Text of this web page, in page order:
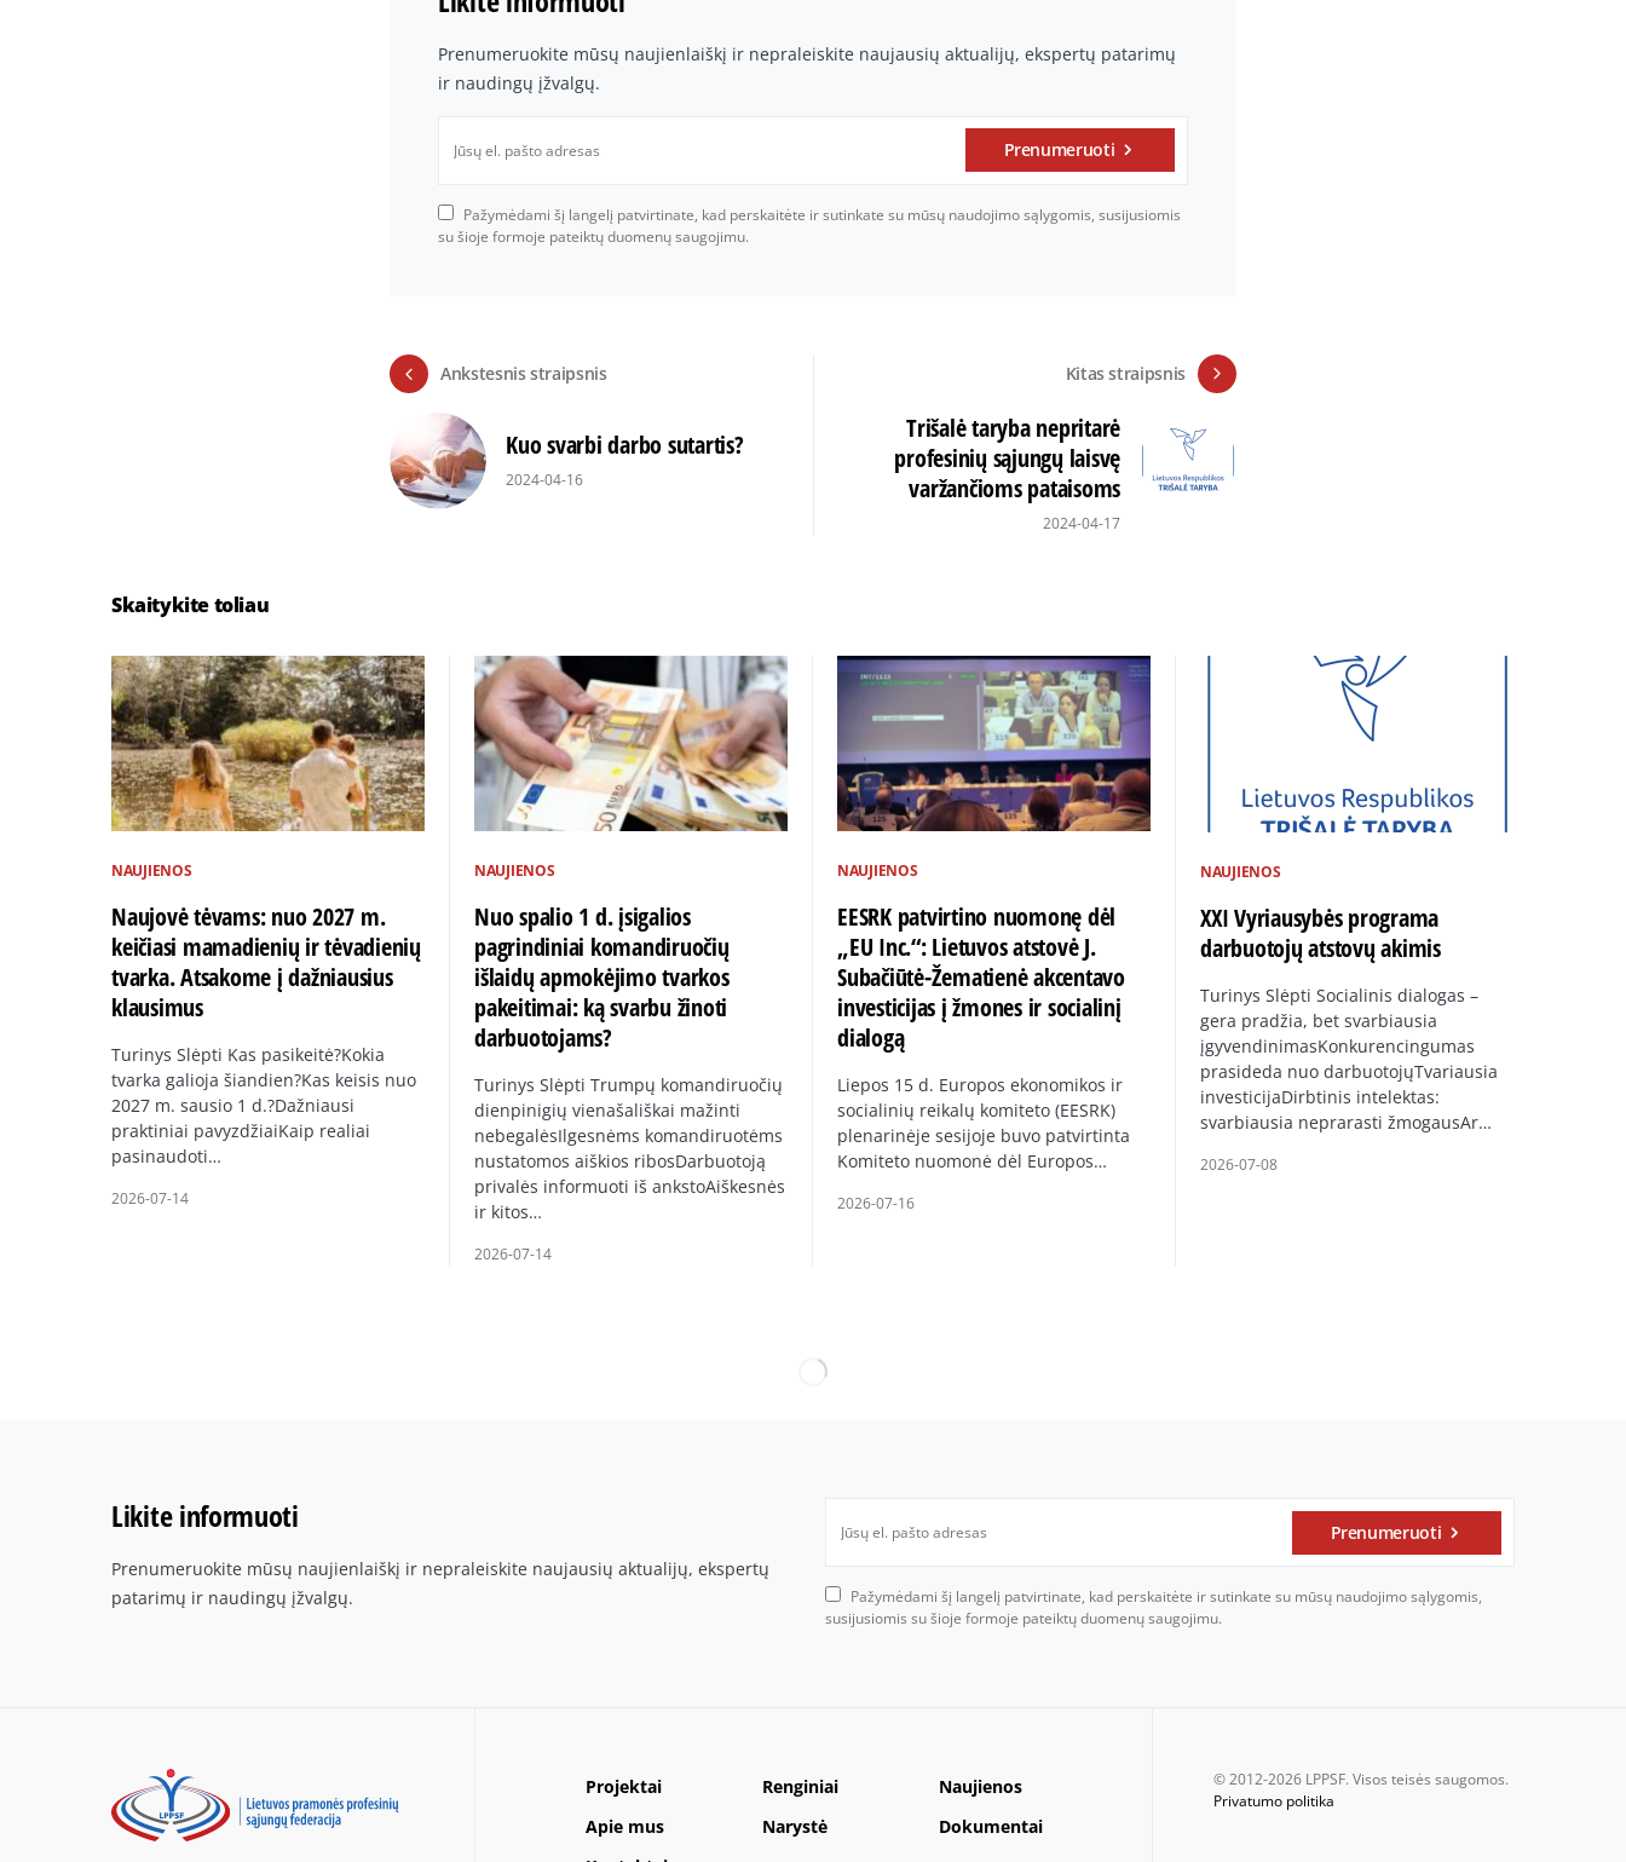
Prenumeruokite mūsų naujienlaiškį ir nepraleiskite naujausių aktualijų, ekspertų patarimų
ir naudingų įžvalgų.
Prenumeruoti
Pažymėdami šį langelį patvirtinate, kad perskaitėte ir sutinkate su mūsų naudojimo sąlygomis, susijusiomis
su šioje formoje pateiktų duomenų saugojimu.
Ankstesnis straipsnis
Kuo svarbi darbo sutartis?
2024-04-16
Kitas straipsnis
Trišalė taryba nepritarė
profesinių sąjungų laisvę
varžančioms pataisoms
2024-04-17
Skaitykite toliau
NAUJIENOS
Naujovė tėvams: nuo 2027 m.
keičiasi mamadienių ir tėvadienių
tvarka. Atsakome į dažniausius
klausimus
Turinys Slėpti Kas pasikeitė?Kokia
tvarka galioja šiandien?Kas keisis nuo
2027 m. sausio 1 d.?Dažniausi
praktiniai pavyzdžiaiKaip realiai
pasinaudoti…
2026-07-14
NAUJIENOS
Nuo spalio 1 d. įsigalios
pagrindiniai komandiruočių
išlaidų apmokėjimo tvarkos
pakeitimai: ką svarbu žinoti
darbuotojams?
Turinys Slėpti Trumpų komandiruočių
dienpinigių vienašališkai mažinti
nebegalėsIlgesnėms komandiruotėms
nustatomos aiškios ribosDarbuotoją
privalės informuoti iš ankstoAiškesnės
ir kitos…
2026-07-14
NAUJIENOS
EESRK patvirtino nuomonę dėl
„EU Inc.“: Lietuvos atstovė J.
Subačiūtė-Žematienė akcentavo
investicijas į žmones ir socialinį
dialogą
Liepos 15 d. Europos ekonomikos ir
socialinių reikalų komiteto (EESRK)
plenarinėje sesijoje buvo patvirtinta
Komiteto nuomonė dėl Europos…
2026-07-16
NAUJIENOS
XXI Vyriausybės programa
darbuotojų atstovų akimis
Turinys Slėpti Socialinis dialogas –
gera pradžia, bet svarbiausia
įgyvendinimasKonkurencingumas
prasideda nuo darbuotojųTvariausia
investicijaDirbtinis intelektas:
svarbiausia neprarasti žmogausAr…
2026-07-08
Likite informuoti
Prenumeruokite mūsų naujienlaiškį ir nepraleiskite naujausių aktualijų, ekspertų
patarimų ir naudingų įžvalgų.
Prenumeruoti
Pažymėdami šį langelį patvirtinate, kad perskaitėte ir sutinkate su mūsų naudojimo sąlygomis,
susijusiomis su šioje formoje pateiktų duomenų saugojimu.
Projektai Renginiai
Naujienos
Apie mus
Narystė
Dokumentai
© 2012-2026 LPPSF. Visos teisės saugomos.
Privatumo politika